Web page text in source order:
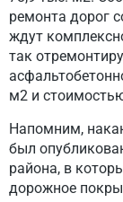
ремонта дорог
ждут
так
м2 и
Напомним,
был
района, в
дорожное